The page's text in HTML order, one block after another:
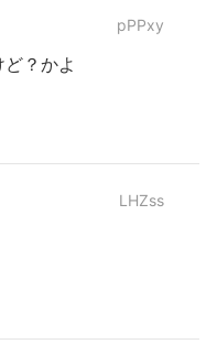
pPPxy
？かよ
LHZss